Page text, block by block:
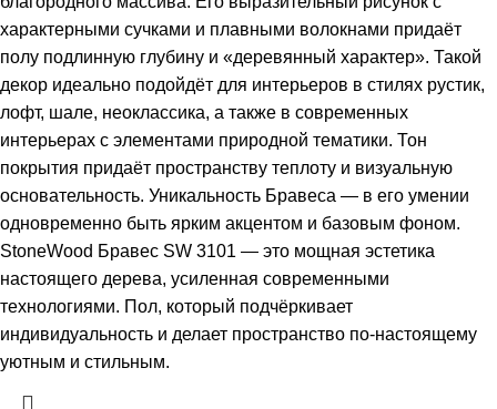
характерными сучками и плавными волокнами придаёт
полу подлинную глубину и «деревянный характер». Такой
декор идеально подойдёт для интерьеров в стилях рустик,
лофт, шале, неоклассика, а также в современных
интерьерах с элементами природной тематики. Тон
покрытия придаёт пространству теплоту и визуальную
основательность. Уникальность Бравеса — в его умении
одновременно быть ярким акцентом и базовым фоном.
StoneWood Бравес SW 3101 — это мощная эстетика
настоящего дерева, усиленная современными
технологиями. Пол, который подчёркивает
индивидуальность и делает пространство по-настоящему
уютным и стильным.